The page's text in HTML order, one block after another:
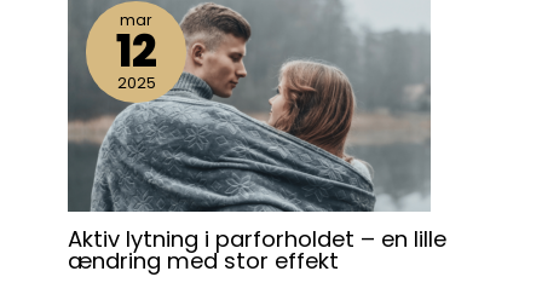
mar
12
2025
Aktiv lytning i parforholdet – en lille
ændring med stor effekt